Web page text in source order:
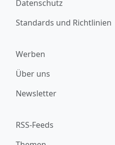
Datenschutz
Standards und Richtlinien
Werben
Über uns
Newsletter
RSS-Feeds